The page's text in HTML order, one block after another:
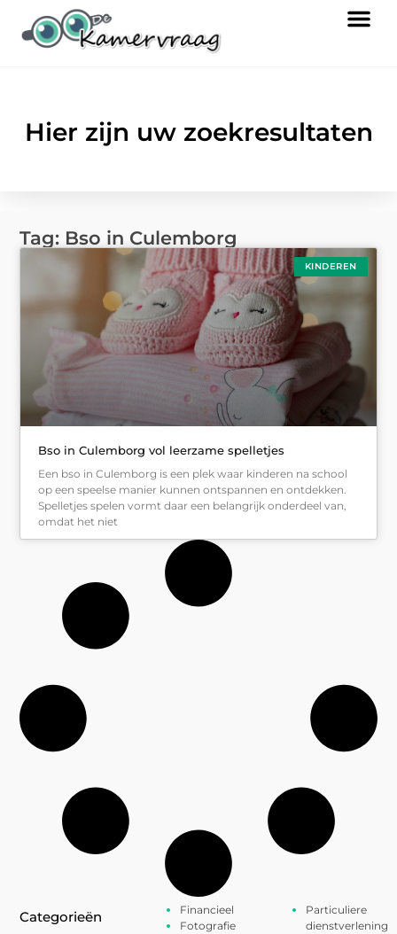
Hier zijn uw zoekresultaten
Tag: Bso in Culemborg
KINDEREN
Bso in Culemborg vol leerzame spelletjes
Een bso in Culemborg is een plek waar kinderen na school
op een speelse manier kunnen ontspannen en ontdekken.
Spelletjes spelen vormt daar een belangrijk onderdeel van,
omdat het niet
Categorieën
Financieel
Fotografie
Particuliere
dienstverlening